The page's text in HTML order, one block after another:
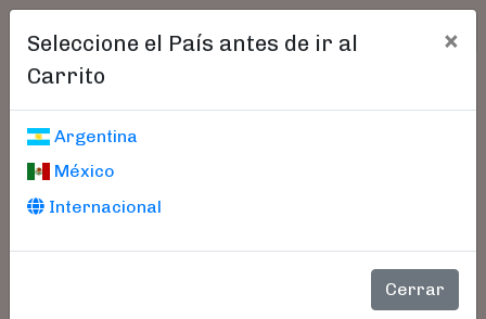
Seleccione el País antes de ir al
Carrito
×
Argentina
México
Internacional
Cerrar
Carrito De Compras
PRODUCTO PRECIO CANTIDAD